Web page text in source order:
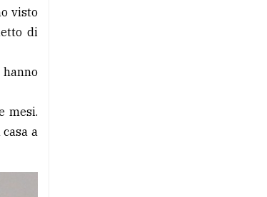
visto
di
mesi.
a